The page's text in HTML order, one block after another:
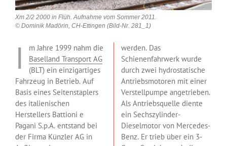
Xm 2/2 2000 in Flüh. Aufnahme vom Sommer 2011.
© Dominik Madörin, CH-Ettingen (Bild-Nr. 281_1)
I
m Jahre 1999 nahm die
Baselland Transport AG
(BLT) ein einzigartiges
Fahrzeug in Betrieb. Auf
Basis eines Seitenstaplers
des italienischen
Herstellers Battioni e
Pagani S.p.A. entstand bei
der Firma Künzler AG in
werden. Das
Schienenfahrwerk wurde
durch zwei hydrostatische
Antriebsmotoren mit einer
Verstellpumpe angetrieben.
Als Antriebsquelle diente
ein Sechszylinder-
Dieselmotor von Mercedes-
Benz. Er trieb über ein 3-